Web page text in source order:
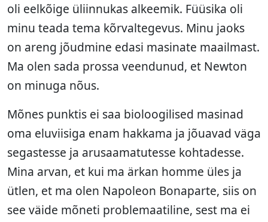
oli eelkõige üliinnukas alkeemik. Füüsika oli
minu teada tema kõrvaltegevus. Minu jaoks
on areng jõudmine edasi masinate maailmast.
Ma olen sada prossa veendunud, et Newton
on minuga nõus.
Mõnes punktis ei saa bioloogilised masinad
oma eluviisiga enam hakkama ja jõuavad väga
segastesse ja arusaamatutesse kohtadesse.
Mina arvan, et kui ma ärkan homme üles ja
ütlen, et ma olen Napoleon Bonaparte, siis on
see väide mõneti problemaatiline, sest ma ei